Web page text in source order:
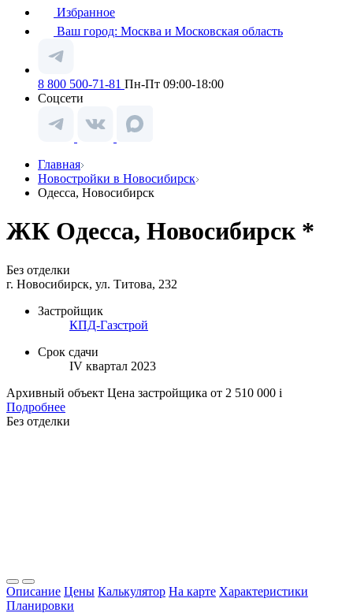
Избранное
Ваш город: Москва и Московская область
8 800 500-71-81 Пн-Пт 09:00-18:00
Соцсети
Главная
Новостройки в Новосибирск
Одесса, Новосибирск
ЖК Одесса, Новосибирск *
Без отделки
г. Новосибирск, ул. Титова, 232
Застройщик
КПД-Газстрой
Срок сдачи
IV квартал 2023
Архивный объект Цена застройщика от 2 510 000 i
Подробнее
Без отделки
Описание Цены Калькулятор На карте Характеристики
Планировки